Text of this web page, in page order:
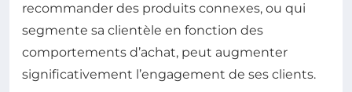
recommander des produits connexes, ou qui
segmente sa clientèle en fonction des
comportements d’achat, peut augmenter
significativement l’engagement de ses clients.